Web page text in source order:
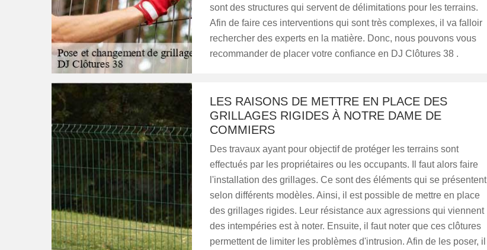
sont des structures qui servent de délimitations pour les terrains.
Afin de faire ces interventions qui sont très complexes, il va falloir
rechercher des experts en la matière. Donc, nous pouvons vous
recommander de placer votre confiance en DJ Clôtures 38 .
LES RAISONS DE METTRE EN PLACE DES
GRILLAGES RIGIDES À NOTRE DAME DE
COMMIERS
Des travaux ayant pour objectif de protéger les terrains sont
effectués par les propriétaires ou les occupants. Il faut alors faire
l'installation des grillages. Ce sont des éléments qui se présentent
selon différents modèles. Ainsi, il est possible de mettre en place
des grillages rigides. Leur résistance aux agressions qui viennent
des intempéries est à noter. Ensuite, il faut noter que ces clôtures
permettent de limiter les problèmes d'intrusion. Afin de les poser, il